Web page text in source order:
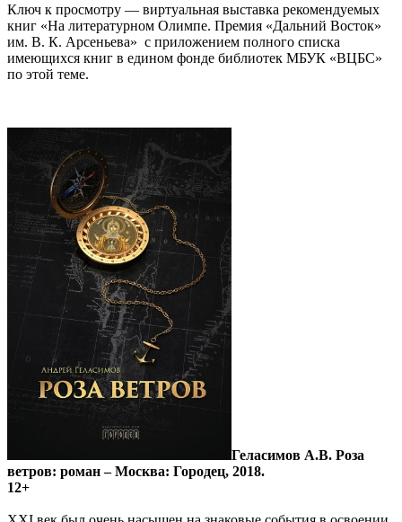
Ключ к просмотру — виртуальная выставка рекомендуемых
книг «На литературном Олимпе. Премия «Дальний Восток»
им. В. К. Арсеньева» с приложением полного списка
имеющихся книг в едином фонде библиотек МБУК «ВЦБС»
по этой теме.
Геласимов А.В. Роза
ветров: роман – Москва: Городец, 2018.
12+